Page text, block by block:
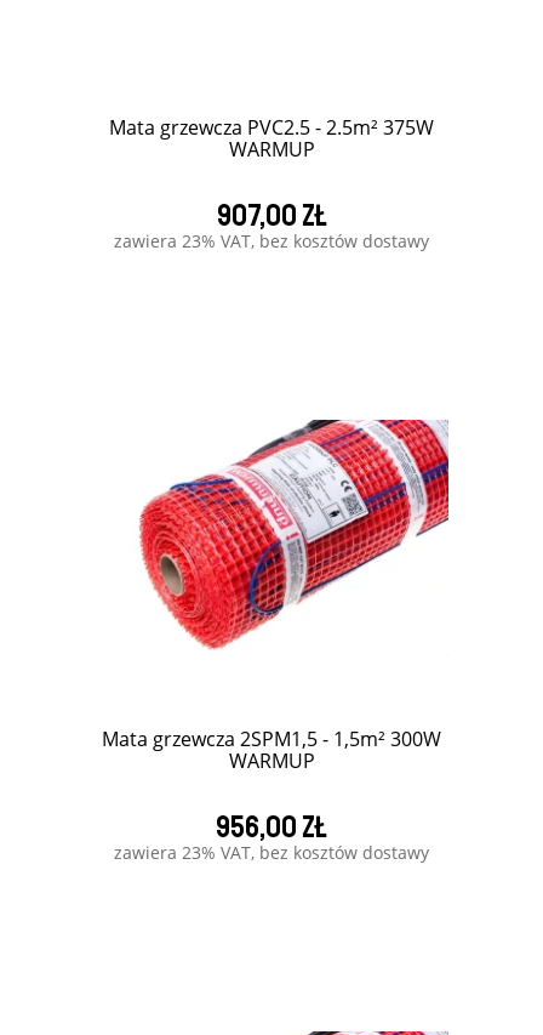
Mata grzewcza PVC2.5 - 2.5m² 375W
WARMUP
907,00 zł
zawiera 23% VAT, bez kosztów dostawy
Mata grzewcza 2SPM1,5 - 1,5m² 300W
WARMUP
956,00 zł
zawiera 23% VAT, bez kosztów dostawy